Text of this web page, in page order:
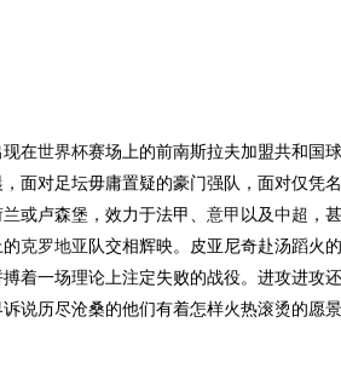
现在世界杯赛场上的前南斯拉夫加盟共和国
面对足坛毋庸置疑的豪门强队，面对仅凭
或卢森堡，效力于法甲、 意甲 以及中超 ，
克罗地亚队交相辉映。皮亚尼奇赴汤蹈火的
着一场理论上注定失败的战役。进攻进攻
说历尽沧桑的他们有着怎样火热滚烫的愿